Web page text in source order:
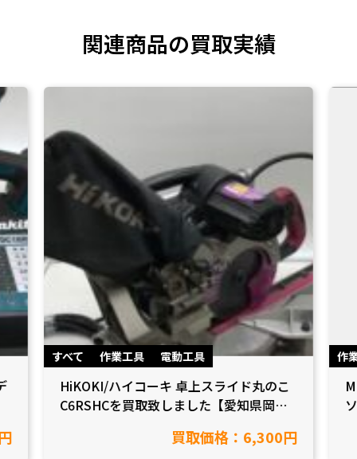
関連商品の買取実績
すべて 作業工具 電動工具
HiKOKI/ハイコーキ 卓上スライド丸のこ
C6RSHCを買取致しました【愛知県岡崎
買取価格：6,300円
作